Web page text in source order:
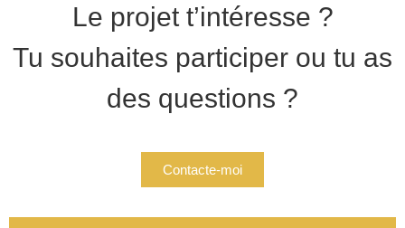
Le projet t’intéresse ?
Tu souhaites participer ou tu as
des questions ?
Contacte-moi